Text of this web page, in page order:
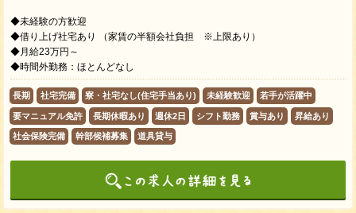
◆未経験の方歓迎
◆借り上げ社宅あり （家賃の半額会社負担 ※上限あり）
◆月給23万円～
◆時間外勤務：ほとんどなし
長期 社宅完備 寮・社宅なし(住宅手当あり) 未経験歓迎 若手が活躍中
要マニュアル免許 長期休暇あり 週休2日 シフト勤務 賞与あり 昇給あり
社会保険完備 幹部候補募集 道具貸与